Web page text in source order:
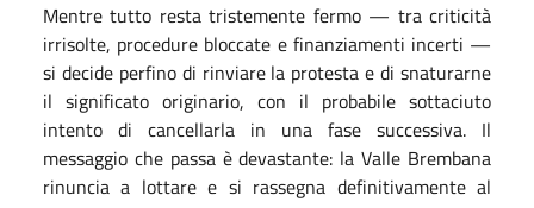
Mentre tutto resta tristemente fermo — tra criticità
irrisolte, procedure bloccate e finanziamenti incerti —
si decide perfino di rinviare la protesta e di snaturarne
il significato originario, con il probabile sottaciuto
intento di cancellarla in una fase successiva. Il
messaggio che passa è devastante: la Valle Brembana
rinuncia a lottare e si rassegna definitivamente al